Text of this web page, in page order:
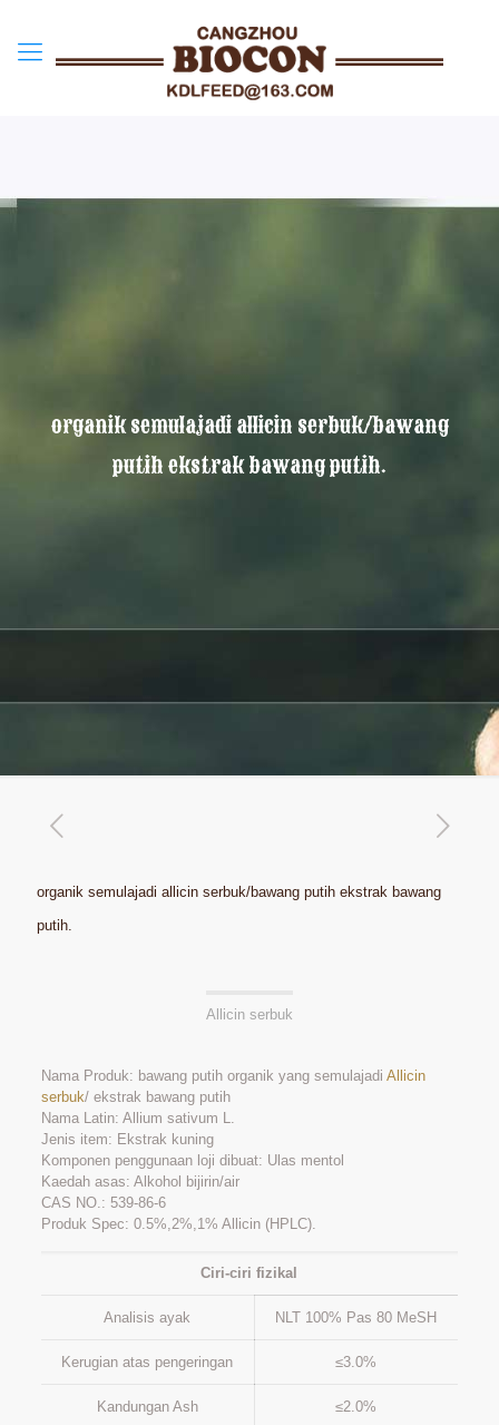
organik semulajadi allicin serbuk/bawang
putih ekstrak bawang putih.
organik semulajadi allicin serbuk/bawang putih ekstrak bawang
putih.
Allicin serbuk
Nama Produk: bawang putih organik yang semulajadi Allicin
serbuk/ ekstrak bawang putih
Nama Latin: Allium sativum L.
Jenis item: Ekstrak kuning
Komponen penggunaan loji dibuat: Ulas mentol
Kaedah asas: Alkohol bijirin/air
CAS NO.: 539-86-6
Produk Spec: 0.5%,2%,1% Allicin (HPLC).
Ciri-ciri fizikal
Analisis ayak NLT 100% Pas 80 MeSH
Kerugian atas pengeringan ≤3.0%
Kandungan Ash ≤2.0%